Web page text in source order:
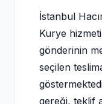
İstanbul
Kurye
gönderinin
seçilen
gereği, teklif